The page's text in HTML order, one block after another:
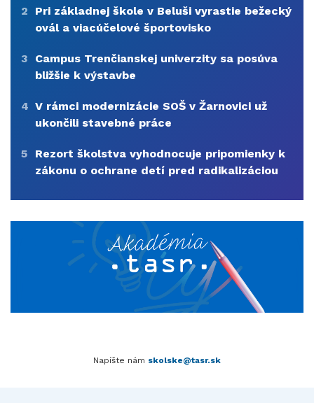
2
Pri základnej škole v Beluši vyrastie bežecký
ovál a viacúčelové športovisko
3
Campus Trenčianskej univerzity sa posúva
bližšie k výstavbe
4 V rámci modernizácie SOŠ v Žarnovici už
ukončili stavebné práce
5
Rezort školstva vyhodnocuje pripomienky k
zákonu o ochrane detí pred radikalizáciou
Napíšte nám skolske@tasr.sk